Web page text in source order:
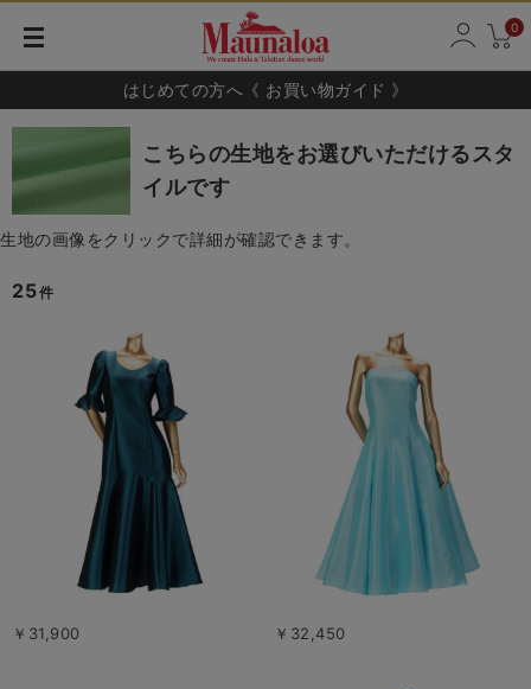
0
はじめての方へ《 お買い物ガイド 》
こちらの生地をお選びいただけるスタ
イルです
生地の画像をクリックで詳細が確認できます。
25件
￥31,900 ￥32,450